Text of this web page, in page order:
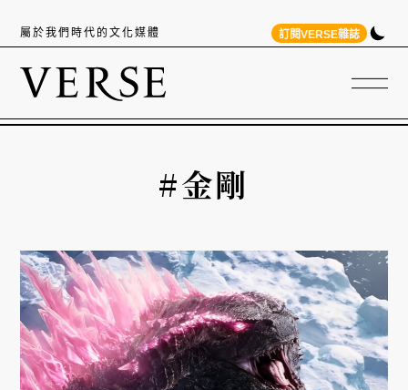
屬於我們時代的文化媒體 訂閱VERSE雜誌
#金剛